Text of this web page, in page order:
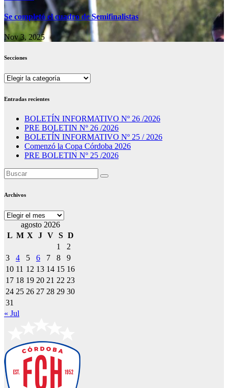
Se completó el cuadro de Semifinalistas
Nov 3, 2025
Secciones
Secciones
Entradas recientes
BOLETÍN INFORMATIVO Nº 26 /2026
PRE BOLETIN Nº 26 /2026
BOLETÍN INFORMATIVO Nº 25 / 2026
Comenzó la Copa Córdoba 2026
PRE BOLETIN Nº 25 /2026
Archivos
Archivos
agosto 2026
L M X J V S D
1
2
3
4 5 6 7 8
9
10 11 12 13 14 15 16
17 18 19 20 21 22 23
24 25 26 27 28 29 30
31
« Jul